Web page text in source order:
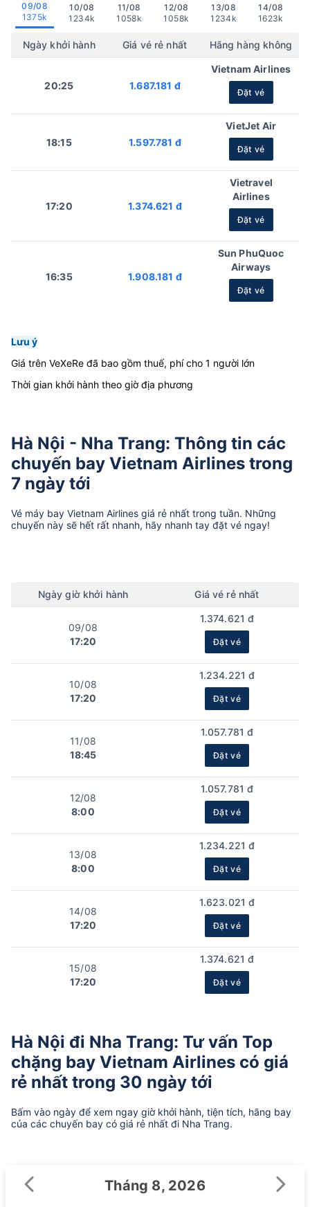
09/08
1375k
10/08
1234k
11/08
1058k
12/08
1058k
13/08
1234k
14/08
1623k
Ngày khởi hành Giá vé rẻ nhất Hãng hàng không
20:25 1.687.181 đ
Vietnam Airlines
Đặt vé
18:15 1.597.781 đ
VietJet Air
Đặt vé
17:20 1.374.621 đ
Vietravel
Airlines
Đặt vé
16:35 1.908.181 đ
Sun PhuQuoc
Airways
Đặt vé
Lưu ý
Giá trên VeXeRe đã bao gồm thuế, phí cho 1 người lớn
Thời gian khởi hành theo giờ địa phương
Hà Nội - Nha Trang: Thông tin các
chuyến bay Vietnam Airlines trong
7 ngày tới
Vé máy bay Vietnam Airlines giá rẻ nhất trong tuần. Những
chuyến này sẽ hết rất nhanh, hãy nhanh tay đặt vé ngay!
Ngày giờ khởi hành Giá vé rẻ nhất
09/08
17:20
1.374.621 đ
Đặt vé
10/08
17:20
1.234.221 đ
Đặt vé
11/08
18:45
1.057.781 đ
Đặt vé
12/08
8:00
1.057.781 đ
Đặt vé
13/08
8:00
1.234.221 đ
Đặt vé
14/08
17:20
1.623.021 đ
Đặt vé
15/08
17:20
1.374.621 đ
Đặt vé
Hà Nội đi Nha Trang: Tư vấn Top
chặng bay Vietnam Airlines có giá
rẻ nhất trong 30 ngày tới
Bấm vào ngày để xem ngay giờ khởi hành, tiện tích, hãng bay
của các chuyến bay có giá rẻ nhất đi Nha Trang.
Tháng 8, 2026